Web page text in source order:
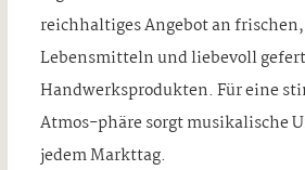
reichhaltiges Angebot an
Lebensmitteln und liebevoll
Handwerksprodukten. Für eine
Atmos-phäre sorgt musikalische
jedem Markttag.